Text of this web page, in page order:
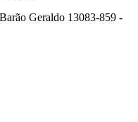
Geraldo 13083-859 -